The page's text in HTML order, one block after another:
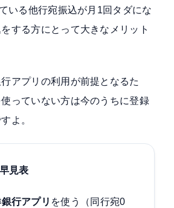
いる他行宛振込が月1回タダにな
する方にとって大きなメリット
アプリの利用が前提となるた
っていない方は今のうちに登録
よ。
見表
行アプリ を使う（同行宛0